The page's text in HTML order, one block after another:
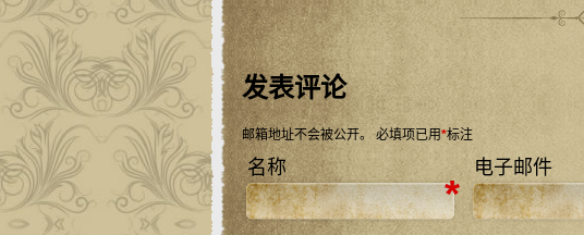
发表评论
邮箱地址不会被公开。 必填项已用*标注
名称
*
电子邮件